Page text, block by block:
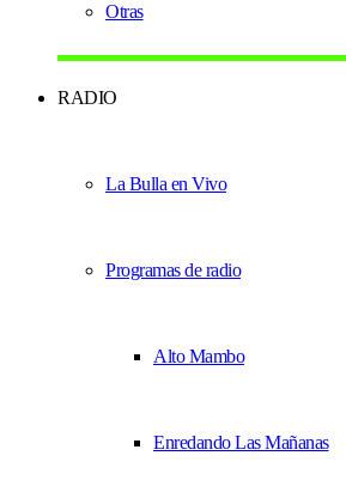
Otras
RADIO
La Bulla en Vivo
Programas de radio
Alto Mambo
Enredando Las Mañanas